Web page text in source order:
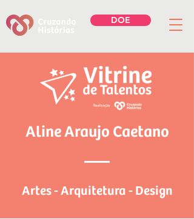
DOE
Aline Araujo Caetano
Artes - Arquitetura - Design